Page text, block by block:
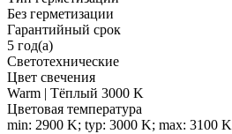
Без герметизации
Гарантийный срок
5 год(а)
Светотехнические
Цвет свечения
Warm | Тёплый 3000 K
Цветовая температура
min: 2900 K; typ: 3000 K; max: 3100 K